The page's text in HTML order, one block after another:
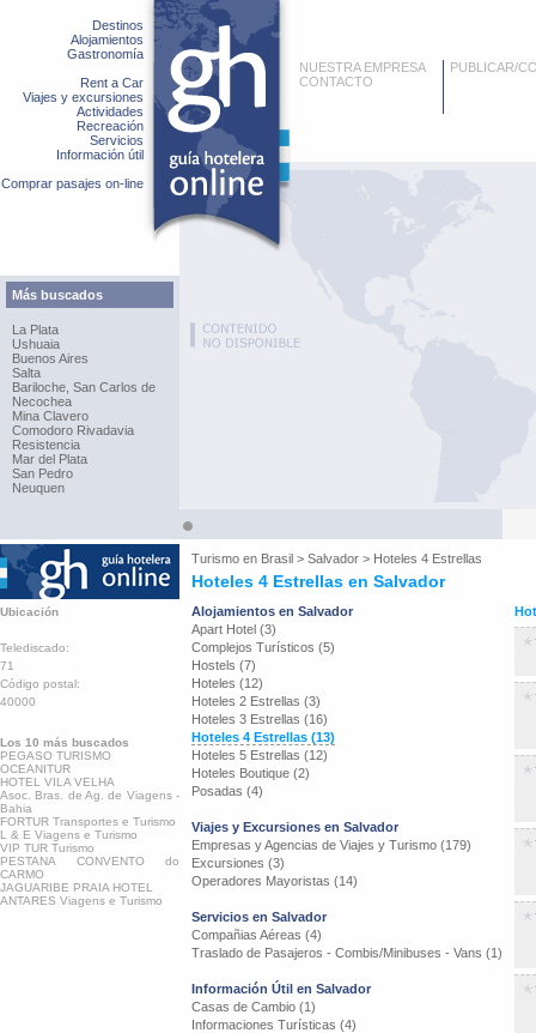
Destinos
Alojamientos
Gastronomía
Rent a Car
Viajes y excursiones
Actividades
Recreación
Servicios
Información útil
Comprar pasajes on-line
Más buscados
La Plata
Ushuaia
Buenos Aires
Salta
Bariloche, San Carlos de
Necochea
Mina Clavero
Comodoro Rivadavia
Resistencia
Mar del Plata
San Pedro
Neuquen
NUESTRA EMPRESA
CONTACTO
PUBLICAR/
Turismo en Brasil > Salvador > Hoteles 4 Estrellas
Hoteles 4 Estrellas en Salvador
Ubicación
Telediscado:
71
Código postal:
40000
Los 10 más buscados
PEGASO TURISMO
OCEANITUR
HOTEL VILA VELHA
Asoc. Bras. de Ag. de Viagens -
Bahia
FORTUR Transportes e Turismo
L & E Viagens e Turismo
VIP TUR Turismo
PESTANA CONVENTO do
CARMO
JAGUARIBE PRAIA HOTEL
ANTARES Viagens e Turismo
Alojamientos en Salvador
Apart Hotel (3)
Complejos Turísticos (5)
Hostels (7)
Hoteles (12)
Hoteles 2 Estrellas (3)
Hoteles 3 Estrellas (16)
Hoteles 4 Estrellas (13)
Hoteles 5 Estrellas (12)
Hoteles Boutique (2)
Posadas (4)
Viajes y Excursiones en Salvador
Empresas y Agencias de Viajes y Turismo (179)
Excursiones (3)
Operadores Mayoristas (14)
Servicios en Salvador
Compañias Aéreas (4)
Traslado de Pasajeros - Combis/Minibuses - Vans (1)
Información Útil en Salvador
Casas de Cambio (1)
Informaciones Turísticas (4)